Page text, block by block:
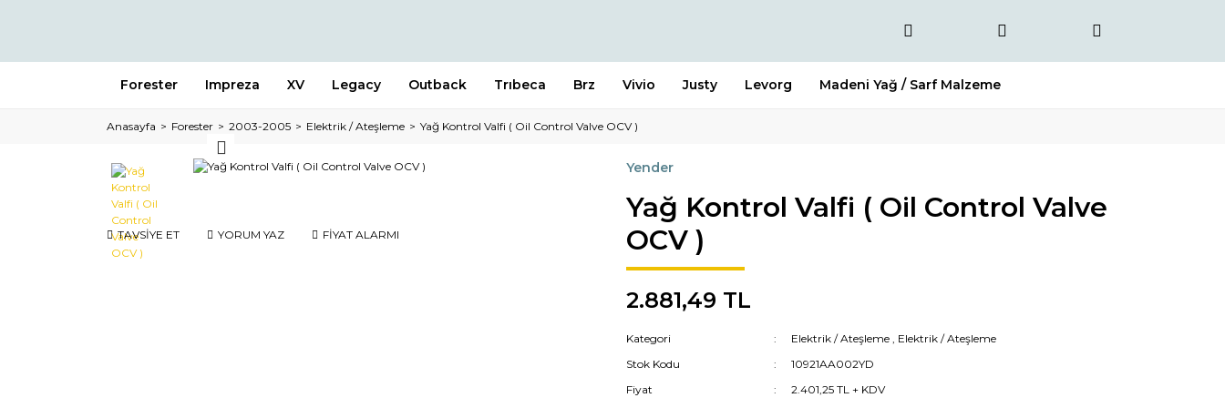
Forester Impreza XV Legacy Outback Trıbeca Brz Vivio Justy Levorg Madeni Yağ / Sarf Malzeme
Anasayfa Forester 2003-2005 Elektrik / Ateşleme Yağ Kontrol Valfi ( Oil Control Valve OCV )
TAVSİYE ET YORUM YAZ FİYAT ALARMI
Yender
Yağ Kontrol Valfi ( Oil Control Valve
OCV )
2.881,49 TL
Kategori Elektrik / Ateşleme , Elektrik / Ateşleme
Stok Kodu
10921AA002YD
Fiyat
2.401,25 TL + KDV